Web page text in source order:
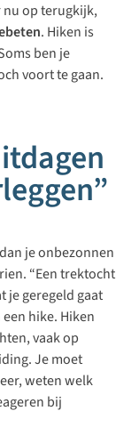
nu op terugkijk,
. Hiken is
ben je
voort te gaan.
je onbezonnen
“Een trektocht
je geregeld gaat
hike. Hiken
vaak op
Je moet
weten welk
bij